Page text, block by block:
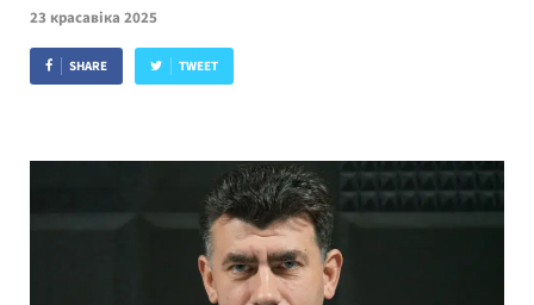
23 красавіка 2025
SHARE TWEET